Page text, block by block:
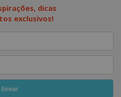
dicas
exclusivos!